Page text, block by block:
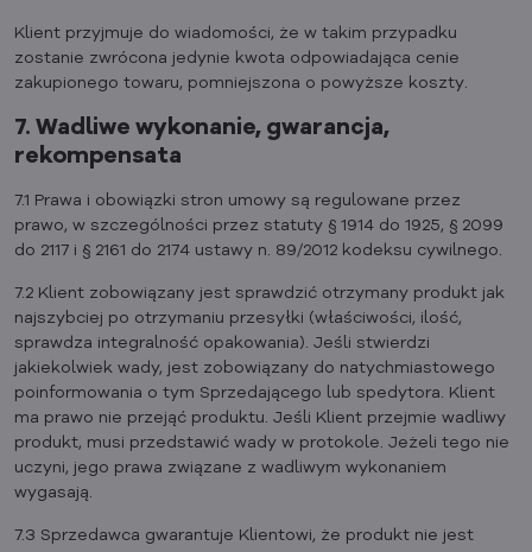
Klient przyjmuje do wiadomości, że w takim przypadku
zostanie zwrócona jedynie kwota odpowiadająca cenie
zakupionego towaru, pomniejszona o powyższe koszty.
7. Wadliwe wykonanie, gwarancja,
rekompensata
7.1 Prawa i obowiązki stron umowy są regulowane przez
prawo, w szczególności przez statuty § 1914 do 1925, § 2099
do 2117 i § 2161 do 2174 ustawy n. 89/2012 kodeksu cywilnego.
7.2 Klient zobowiązany jest sprawdzić otrzymany produkt jak
najszybciej po otrzymaniu przesyłki (właściwości, ilość,
sprawdza integralność opakowania). Jeśli stwierdzi
jakiekolwiek wady, jest zobowiązany do natychmiastowego
poinformowania o tym Sprzedającego lub spedytora. Klient
ma prawo nie przejąć produktu. Jeśli Klient przejmie wadliwy
produkt, musi przedstawić wady w protokole. Jeżeli tego nie
uczyni, jego prawa związane z wadliwym wykonaniem
wygasają.
7.3 Sprzedawca gwarantuje Klientowi, że produkt nie jest